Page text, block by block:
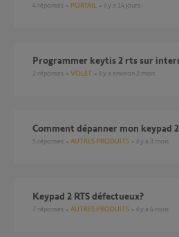
4 réponses PORTAIL il y a 14 jours
Programmer keytis 2 rts sur
2 réponses VOLET il y a environ 2 mois
Comment dépanner mon keypad
5 réponses AUTRES PRODUITS il y a 3 mois
Keypad 2 RTS défectueux?
7 réponses AUTRES PRODUITS il y a 4 mois